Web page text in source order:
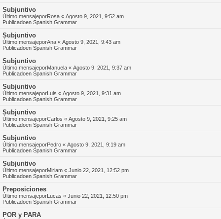
Subjuntivo
Último mensajeporRosa « Agosto 9, 2021, 9:52 am
Publicadoen Spanish Grammar
Subjuntivo
Último mensajeporAna « Agosto 9, 2021, 9:43 am
Publicadoen Spanish Grammar
Subjuntivo
Último mensajeporManuela « Agosto 9, 2021, 9:37 am
Publicadoen Spanish Grammar
Subjuntivo
Último mensajeporLuis « Agosto 9, 2021, 9:31 am
Publicadoen Spanish Grammar
Subjuntivo
Último mensajeporCarlos « Agosto 9, 2021, 9:25 am
Publicadoen Spanish Grammar
Subjuntivo
Último mensajeporPedro « Agosto 9, 2021, 9:19 am
Publicadoen Spanish Grammar
Subjuntivo
Último mensajeporMiriam « Junio 22, 2021, 12:52 pm
Publicadoen Spanish Grammar
Preposiciones
Último mensajeporLucas « Junio 22, 2021, 12:50 pm
Publicadoen Spanish Grammar
POR y PARA